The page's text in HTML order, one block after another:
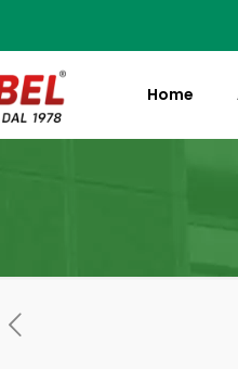
Home